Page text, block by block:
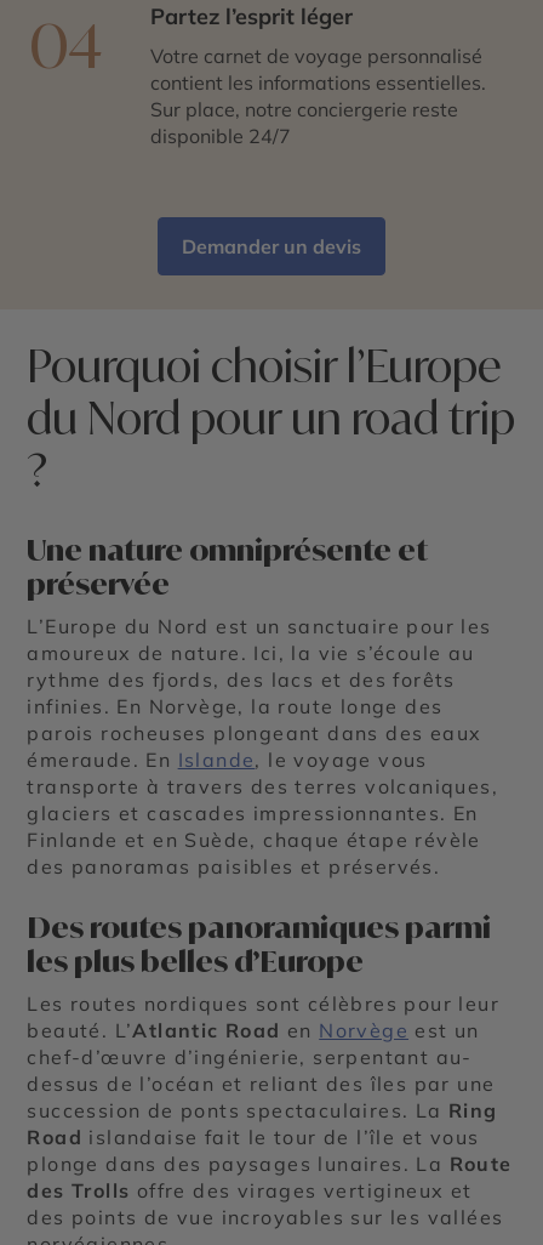
04 Partez l’esprit léger
Votre carnet de voyage personnalisé
contient les informations essentielles.
Sur place, notre conciergerie reste
disponible 24/7
Demander un devis
Pourquoi choisir l’Europe
du Nord pour un road trip
?
Une nature omniprésente et
préservée
L’Europe du Nord est un sanctuaire pour les
amoureux de nature. Ici, la vie s’écoule au
rythme des fjords, des lacs et des forêts
infinies. En Norvège, la route longe des
parois rocheuses plongeant dans des eaux
émeraude. En Islande, le voyage vous
transporte à travers des terres volcaniques,
glaciers et cascades impressionnantes. En
Finlande et en Suède, chaque étape révèle
des panoramas paisibles et préservés.
Des routes panoramiques parmi
les plus belles d’Europe
Les routes nordiques sont célèbres pour leur
beauté. L’Atlantic Road en Norvège est un
chef-d’œuvre d’ingénierie, serpentant au-
dessus de l’océan et reliant des îles par une
succession de ponts spectaculaires. La Ring
Road islandaise fait le tour de l’île et vous
plonge dans des paysages lunaires. La Route
des Trolls offre des virages vertigineux et
des points de vue incroyables sur les vallées